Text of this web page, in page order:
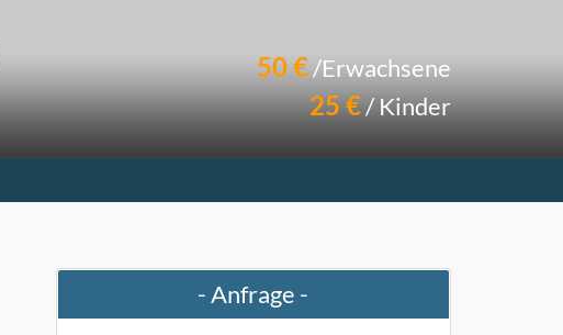
50 €/Erwachsene
25 €/ Kinder
- Anfrage -